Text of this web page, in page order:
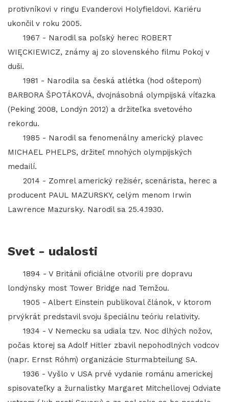
protivníkovi v ringu Evanderovi Holyfieldovi. Kariéru
ukončil v roku 2005.
1967 - Narodil sa poľský herec ROBERT
WIĘCKIEWICZ, známy aj zo slovenského filmu Pokoj v
duši.
1981 - Narodila sa česká atlétka (hod oštepom)
BARBORA ŠPOTÁKOVÁ, dvojnásobná olympijská víťazka
(Peking 2008, Londýn 2012) a držiteľka svetového
rekordu.
1985 - Narodil sa fenomenálny americký plavec
MICHAEL PHELPS, držiteľ mnohých olympijských
medailí.
2014 - Zomrel americký režisér, scenárista, herec a
producent PAUL MAZURSKY, celým menom Irwin
Lawrence Mazursky. Narodil sa 25.4.1930.
Svet - udalosti
1894 - V Británii oficiálne otvorili pre dopravu
londýnsky most Tower Bridge nad Temžou.
1905 - Albert Einstein publikoval článok, v ktorom
prvýkrát predstavil svoju špeciálnu teóriu relativity.
1934 - V Nemecku sa udiala tzv. Noc dlhých nožov,
počas ktorej sa Adolf Hitler zbavil nepohodlných vodcov
(napr. Ernst Röhm) organizácie Sturmabteilung SA.
1936 - Vyšlo v USA prvé vydanie románu americkej
spisovateľky a žurnalistky Margaret Mitchellovej Odviate